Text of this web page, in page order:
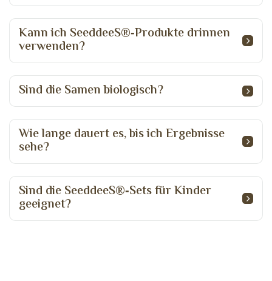
Kann ich SeeddeeS®‑Produkte drinnen
verwenden?
Sind die Samen biologisch?
Wie lange dauert es, bis ich Ergebnisse
sehe?
Sind die SeeddeeS®‑Sets für Kinder
geeignet?